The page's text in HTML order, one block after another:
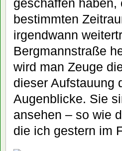
geschaffen
bestimmten
irgendwann
Bergmannstraße
wird man Zeuge
dieser Aufstauung
Augenblicke. Sie
ansehen – so wie
die ich gestern im